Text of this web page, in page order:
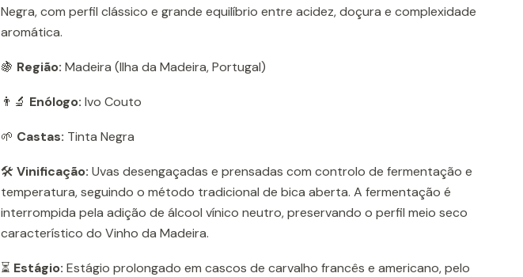
Negra, com perfil clássico e grande equilíbrio entre acidez, doçura e complexidade
aromática.
🍇 Região: Madeira (Ilha da Madeira, Portugal)
👨‍🔬 Enólogo: Ivo Couto
🌱 Castas: Tinta Negra
🛠️ Vinificação: Uvas desengaçadas e prensadas com controlo de fermentação e
temperatura, seguindo o método tradicional de bica aberta. A fermentação é
interrompida pela adição de álcool vínico neutro, preservando o perfil meio seco
característico do Vinho da Madeira.
⏳ Estágio: Estágio prolongado em cascos de carvalho francês e americano, pelo